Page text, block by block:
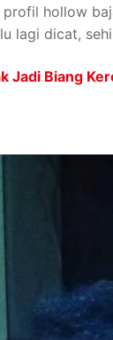
hollow
lagi dicat,
Jadi Biang